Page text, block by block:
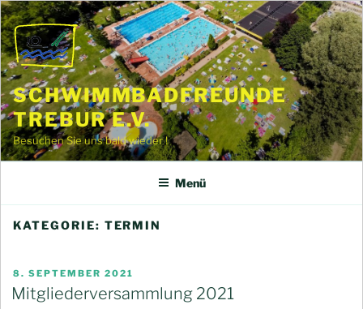
Zum
Inhalt
springen
SCHWIMMBADFREUNDE
TREBUR E.V.
Besuchen Sie uns bald wieder !
Menü
KATEGORIE: TERMIN
VERÖFFENTLICHT
AM
8. SEPTEMBER 2021
Mitgliederversammlung 2021